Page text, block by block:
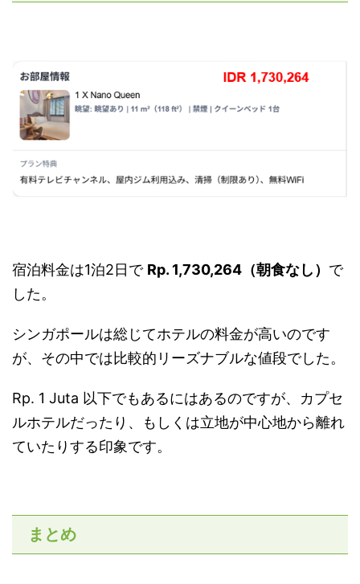
宿泊料金は1泊2日で Rp. 1,730,264（朝食なし） で
した。
シンガポールは総じてホテルの料金が高いのです
が、その中では比較的リーズナブルな値段でした。
Rp. 1 Juta 以下でもあるにはあるのですが、カプセ
ルホテルだったり、もしくは立地が中心地から離れ
ていたりする印象です。
まとめ